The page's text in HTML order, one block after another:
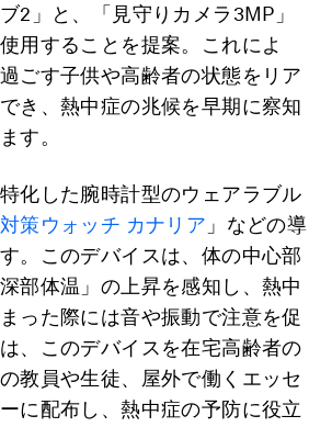
2」と、「見守りカメラ3MP」
用することを提案。これによ
ごす子供や高齢者の状態をリア
き、熱中症の兆候を早期に察知
す。
化した腕時計型のウェアラブル
策ウォッチ カナリア 」などの導
。このデバイスは、体の中心部
部体温」の上昇を感知し、熱中
った際には音や振動で注意を促
、このデバイスを在宅高齢者の
教員や生徒、屋外で働くエッセ
に配布し、熱中症の予防に役立